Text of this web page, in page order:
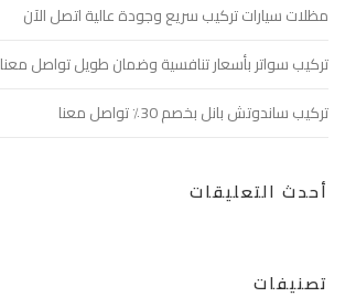
مظلات سيارات تركيب سريع وجودة عالية اتصل الآن
تركيب سواتر بأسعار تنافسية وضمان طويل تواصل معنا
تركيب ساندوتش بانل بخصم 30٪ تواصل معنا
أحدث التعليقات
تصنيفات